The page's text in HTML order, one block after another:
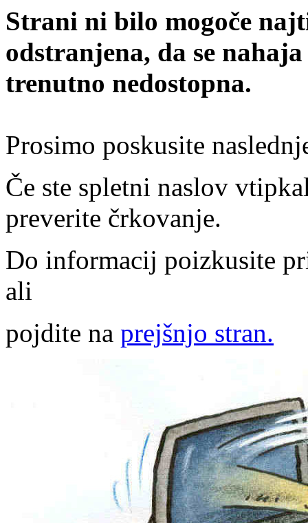
Strani ni bilo mogoče
odstranjena, da se
trenutno nedostopna.
Prosimo poskusite
Če ste spletni naslov
preverite črkovanje.
Do informacij poizkusite
ali
pojdite na prejšnjo stran.